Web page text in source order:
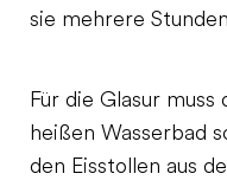
sie mehrere
Für die Glasur
heißen Wasserbad
den Eisstollen aus